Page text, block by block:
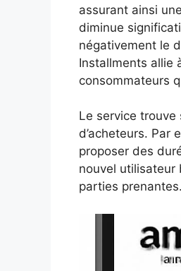
assurant ainsi
diminue
négativement le
Installments allie
consommateurs
Le service
d’acheteurs. Par
proposer des
nouvel utilisateur
parties